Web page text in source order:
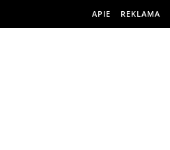
APIE REKLAMA